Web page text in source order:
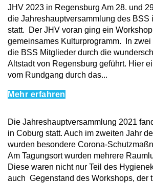
JHV 2023 in Regensburg Am 28. und
die Jahreshauptversammlung des BSS
statt. Der JHV voran ging ein
gemeinsames Kulturprogramm. In zwei
die BSS Mitglieder durch die
Altstadt von Regensburg geführt. Hier
vom Rundgang durch das...
Mehr erfahren
Die Jahreshauptversammlung 2021
in Coburg statt. Auch im zweiten Jahr
wurden besondere Corona-
Am Tagungsort wurden mehrere
Diese waren nicht nur Teil des
auch Gegenstand des Workshops, der